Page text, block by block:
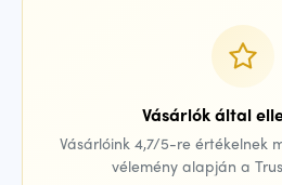
Vásárlók által
Vásárlóink 4,7/5-re értékelnek
vélemény alapján a